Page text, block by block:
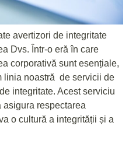
avertizori de integritate
Dvs. Într-o eră în care
corporativă sunt esențiale,
linia noastră de servicii de
integritate. Acest serviciu
asigura respectarea
o cultură a integrității și a